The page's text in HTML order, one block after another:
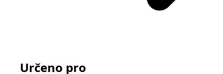
Určeno pro